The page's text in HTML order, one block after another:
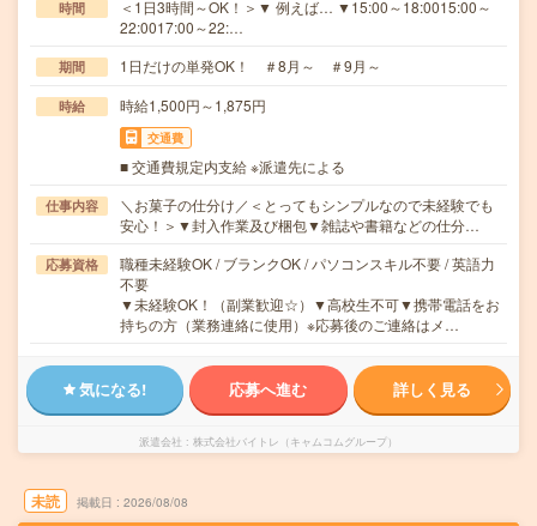
時間
＜1日3時間～OK！＞▼ 例えば… ▼15:00～18:0015:00～
22:0017:00～22:…
期間 1日だけの単発OK！ ＃8月～ ＃9月～
時給 時給1,500円～1,875円
交通費
■ 交通費規定内支給 ※派遣先による
仕事内容
＼お菓子の仕分け／＜とってもシンプルなので未経験でも
安心！＞▼封入作業及び梱包▼雑誌や書籍などの仕分…
応募資格
職種未経験OK / ブランクOK / パソコンスキル不要 / 英語力
不要
▼未経験OK！（副業歓迎☆）▼高校生不可▼携帯電話をお
持ちの方（業務連絡に使用）※応募後のご連絡はメ…
気になる! 応募へ進む 詳しく見る
派遣会社 株式会社バイトレ（キャムコムグループ）
未読 掲載日 2026/08/08